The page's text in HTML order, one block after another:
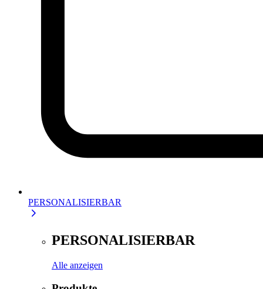
PERSONALISIERBAR
PERSONALISIERBAR
Alle anzeigen